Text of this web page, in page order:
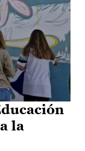
la